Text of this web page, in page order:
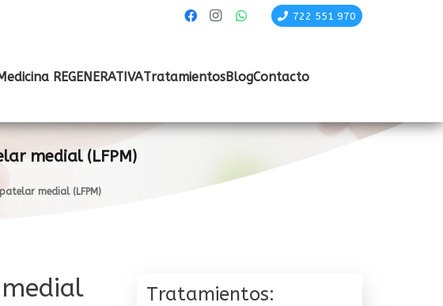
722 551 970
REGENERATIVATratamientosBlogContacto
medial (LFPM)
medial (LFPM)
Tratamientos: